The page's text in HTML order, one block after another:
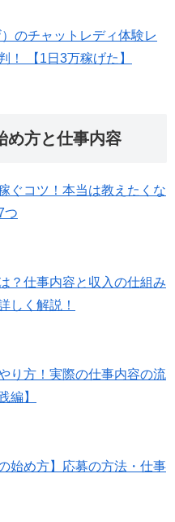
のチャットレディ体験レ
！ 【1日3万稼げた】
め方と仕事内容
ぐコツ！本当は教えたくな
つ
？仕事内容と収入の仕組み
しく解説！
り方！実際の仕事内容の流
編】
始め方】応募の方法・仕事